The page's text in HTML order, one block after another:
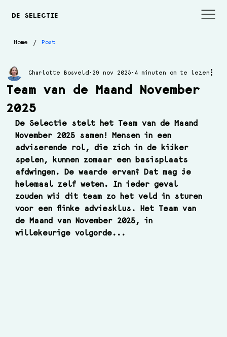
DE SELECTIE
Home / Post
Team van de Maand November
2025
Charlotte Bosveld 29 nov 2025 4 minuten om te lezen
De Selectie stelt het Team van de Maand
November 2025 samen! Mensen in een
adviserende rol, die zich in de kijker
spelen, kunnen zomaar een basisplaats
afdwingen. De waarde ervan? Dat mag je
helemaal zelf weten. In ieder geval
zouden wij dit team zo het veld in sturen
voor een flinke adviesklus. Het Team van
de Maand van November 2025, in
willekeurige volgorde...